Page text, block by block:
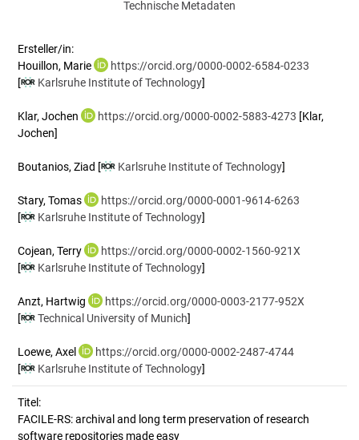
Technische Metadaten
Ersteller/in:
Houillon, Marie
https://orcid.org/0000-0002-6584-0233
[
Karlsruhe Institute of Technology]
Klar, Jochen https://orcid.org/0000-0002-5883-4273 [Klar,
Jochen]
Boutanios, Ziad [ Karlsruhe Institute of Technology]
Stary, Tomas
https://orcid.org/0000-0001-9614-6263
[
Karlsruhe Institute of Technology]
Cojean, Terry
https://orcid.org/0000-0002-1560-921X
[
Karlsruhe Institute of Technology]
Anzt, Hartwig
https://orcid.org/0000-0003-2177-952X
[
Technical University of Munich]
Loewe, Axel
https://orcid.org/0000-0002-2487-4744
[
Karlsruhe Institute of Technology]
Titel:
FACILE-RS: archival and long term preservation of research
software repositories made easy